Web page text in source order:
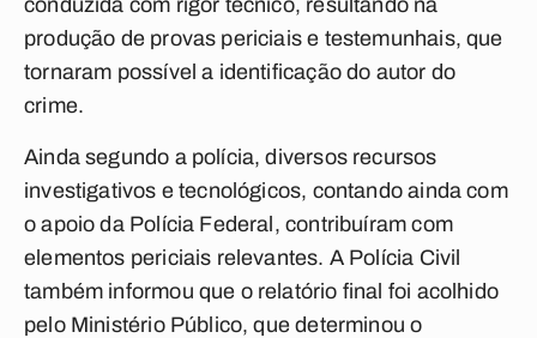
conduzida com rigor técnico, resultando na
produção de provas periciais e testemunhais, que
tornaram possível a identificação do autor do
crime.
Ainda segundo a polícia, diversos recursos
investigativos e tecnológicos, contando ainda com
o apoio da Polícia Federal, contribuíram com
elementos periciais relevantes. A Polícia Civil
também informou que o relatório final foi acolhido
pelo Ministério Público, que determinou o